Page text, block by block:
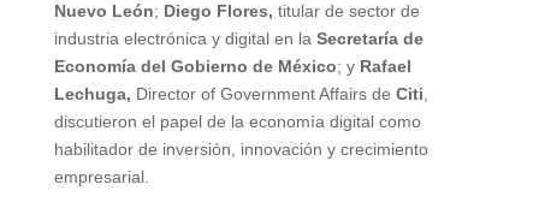
Nuevo León; Diego Flores, titular de sector de
industria electrónica y digital en la Secretaría de
Economía del Gobierno de México; y Rafael
Lechuga, Director of Government Affairs de Citi
discutieron el papel de la economía digital como
habilitador de inversión, innovación y crecimiento
empresarial.